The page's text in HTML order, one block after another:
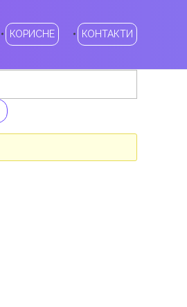
КОРИСНЕ КОНТАКТИ